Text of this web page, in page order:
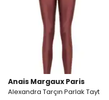
Anais Margaux Paris
Alexandra Tarçın Parlak Tayt